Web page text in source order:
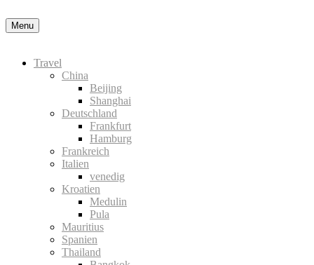
Menu
Travel
China
Beijing
Shanghai
Deutschland
Frankfurt
Hamburg
Frankreich
Italien
venedig
Kroatien
Medulin
Pula
Mauritius
Spanien
Thailand
Nähere Information zu den Cookies in der Datenschutzerklärung